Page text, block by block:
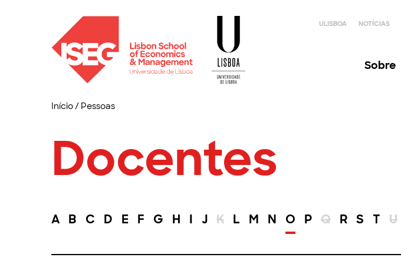
ULISBOA NOTÍCIAS
Sobre
Início/ Pessoas
Docentes
A B C D E F G H I J K L M N O P Q R S T U